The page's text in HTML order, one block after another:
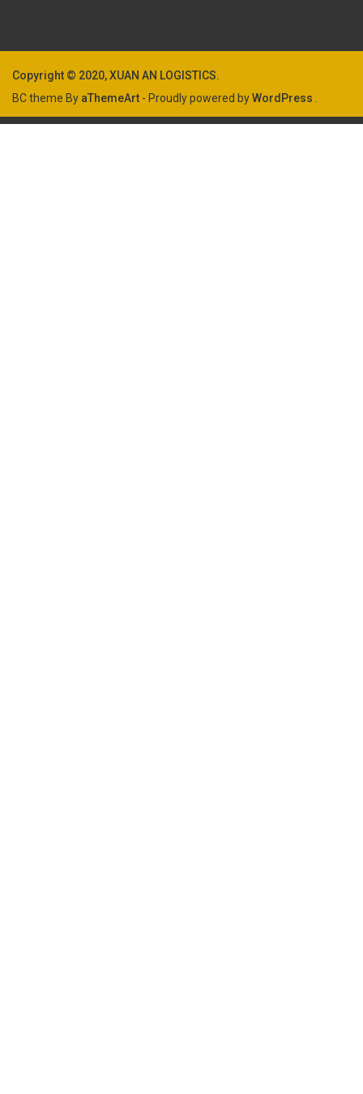
Copyright © 2020, XUAN AN LOGISTICS.
BC theme By aThemeArt - Proudly powered byWordPress .